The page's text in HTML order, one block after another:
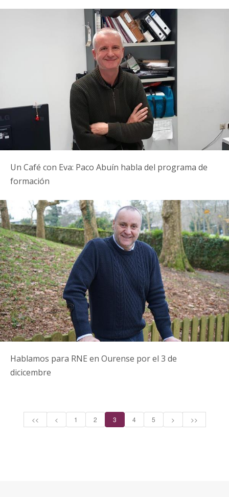
Un Café con Eva: Paco Abuín habla del programa de
formación
Hablamos para RNE en Ourense por el 3 de
dicicembre
<< < 1 2 3 4 5 > >>